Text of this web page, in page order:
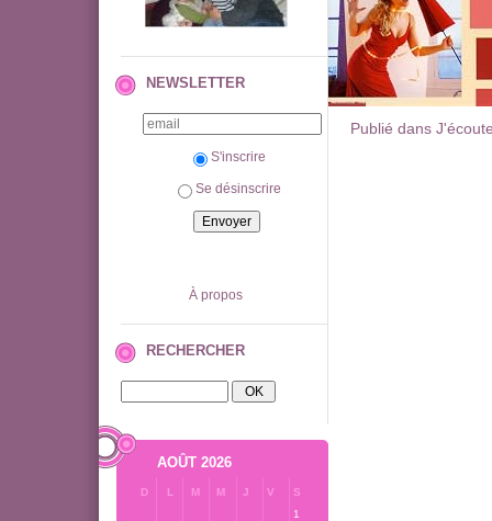
NEWSLETTER
S'inscrire
Se désinscrire
À propos
RECHERCHER
AOÛT 2026
D L M M J V
S
1
Publié dans